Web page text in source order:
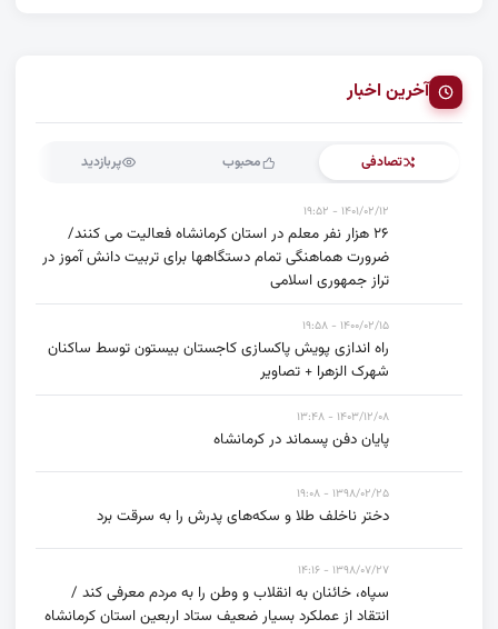
آخرین اخبار
تصادفی محبوب پربازدید
۱۴۰۱/۰۲/۱۲ - ۱۹:۵۲
۲۶ هزار نفر معلم در استان کرمانشاه فعالیت می کنند/
ضرورت هماهنگی تمام دستگاهها برای تربیت دانش آموز در
تراز جمهوری اسلامی
۱۴۰۰/۰۲/۱۵ - ۱۹:۵۸
راه اندازی پویش پاکسازی کاجستان بیستون توسط ساکنان
شهرک الزهرا + تصاویر
۱۴۰۳/۱۲/۰۸ - ۱۳:۴۸
پایان دفن پسماند در کرمانشاه
۱۳۹۸/۰۲/۲۵ - ۱۹:۰۸
دختر ناخلف طلا و ‌سکه‌های پدرش را به سرقت برد
۱۳۹۸/۰۷/۲۷ - ۱۴:۱۶
سپاه، خائنان به انقلاب و وطن را به مردم معرفی کند /
انتقاد از عملکرد بسیار ضعیف ستاد اربعین استان کرمانشاه